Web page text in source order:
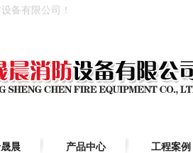
备有限公司！
晨 产品中心 工程案例